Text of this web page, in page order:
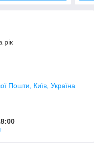
рік
Пошти, Київ, Україна